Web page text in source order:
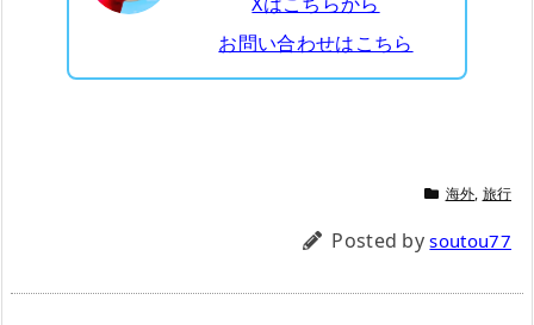
お問い合わせはこちら
海外, 旅行
Posted bysoutou77